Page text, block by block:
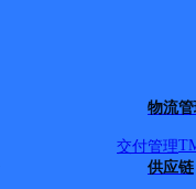
物流
交付管理
供应链